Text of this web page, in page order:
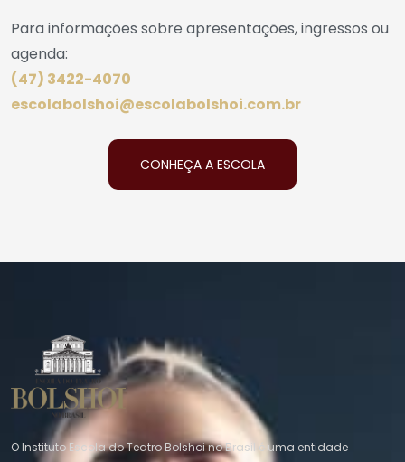
Para informações sobre apresentações, ingressos ou
agenda:
(47) 3422-4070
escolabolshoi@escolabolshoi.com.br
CONHEÇA A ESCOLA
O Instituto Escola do Teatro Bolshoi no Brasil é uma entidade